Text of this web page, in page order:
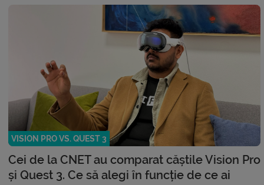
VISION PRO VS. QUEST 3
Cei de la CNET au comparat căștile Vision Pro
și Quest 3. Ce să alegi în funcție de ce ai